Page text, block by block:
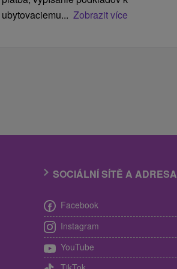
ubytovaciemu... Zobrazit více
SOCIÁLNÍ SÍTĚ A ADRESA
Facebook
Instagram
YouTube